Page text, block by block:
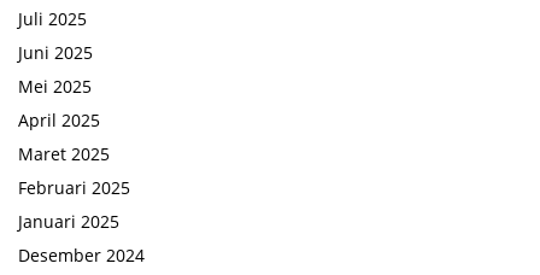
Juli 2025
Juni 2025
Mei 2025
April 2025
Maret 2025
Februari 2025
Januari 2025
Desember 2024